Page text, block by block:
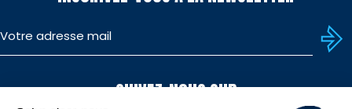
SUIVEZ-NOUS SUR